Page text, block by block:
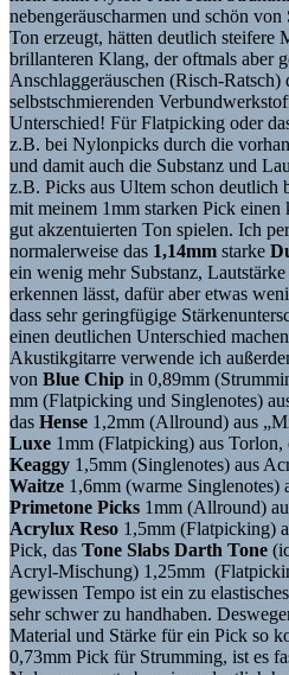
nebengeräuscharmen und schön
Ton erzeugt, hätten deutlich steifere
brillanteren Klang, der oftmals aber
Anschlaggeräuschen (Risch-
selbstschmierenden
Unterschied! Für Flatpicking oder
z.B. bei Nylonpicks durch die
und damit auch die Substanz und
z.B. Picks aus Ultem schon deutlich
mit meinem 1mm starken Pick
gut akzentuierten Ton spielen. Ich
normalerweise das 1,14mm starke
ein wenig mehr Substanz,
erkennen lässt, dafür aber etwas
dass sehr geringfügige
einen deutlichen Unterschied
Akustikgitarre verwende ich
von Blue Chip in 0,89mm
mm (Flatpicking und Singlenotes)
das Hense 1,2mm (Allround) aus
Luxe 1mm (Flatpicking) aus Torlon,
Keaggy 1,5mm (Singlenotes) aus
Waitze 1,6mm (warme Singlenotes)
Primetone Picks 1mm (Allround)
Acrylux Reso 1,5mm (Flatpicking)
Pick, das Tone Slabs Darth Tone
Acryl-Mischung) 1,25mm
gewissen Tempo ist ein zu
sehr schwer zu handhaben.
Material und Stärke für ein Pick so
0,73mm Pick für Strumming, ist es